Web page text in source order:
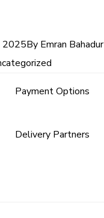
2025By Emran Bahadur
Payment Options
Delivery Partners